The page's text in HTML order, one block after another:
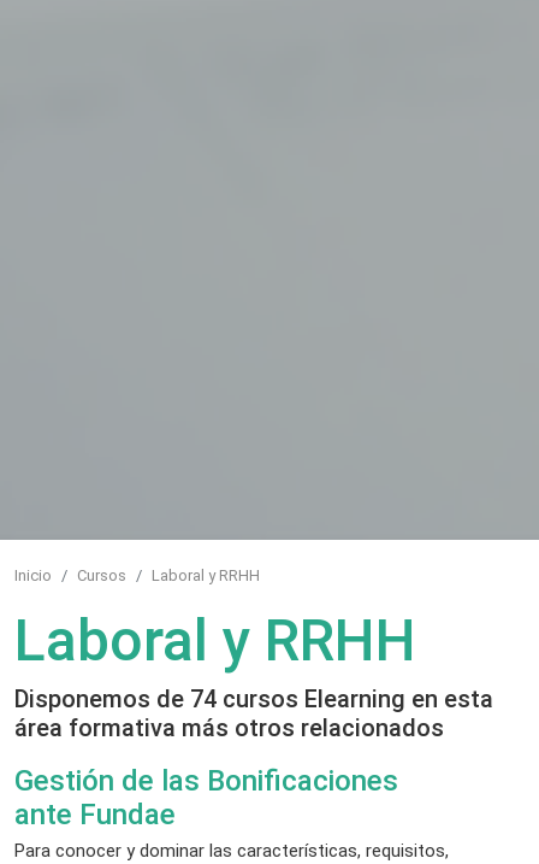
Inicio Cursos Laboral y RRHH
Laboral y RRHH
Disponemos de 74 cursos Elearning en esta
área formativa más otros relacionados
Gestión de las Bonificaciones
ante Fundae
Para conocer y dominar las características, requisitos,